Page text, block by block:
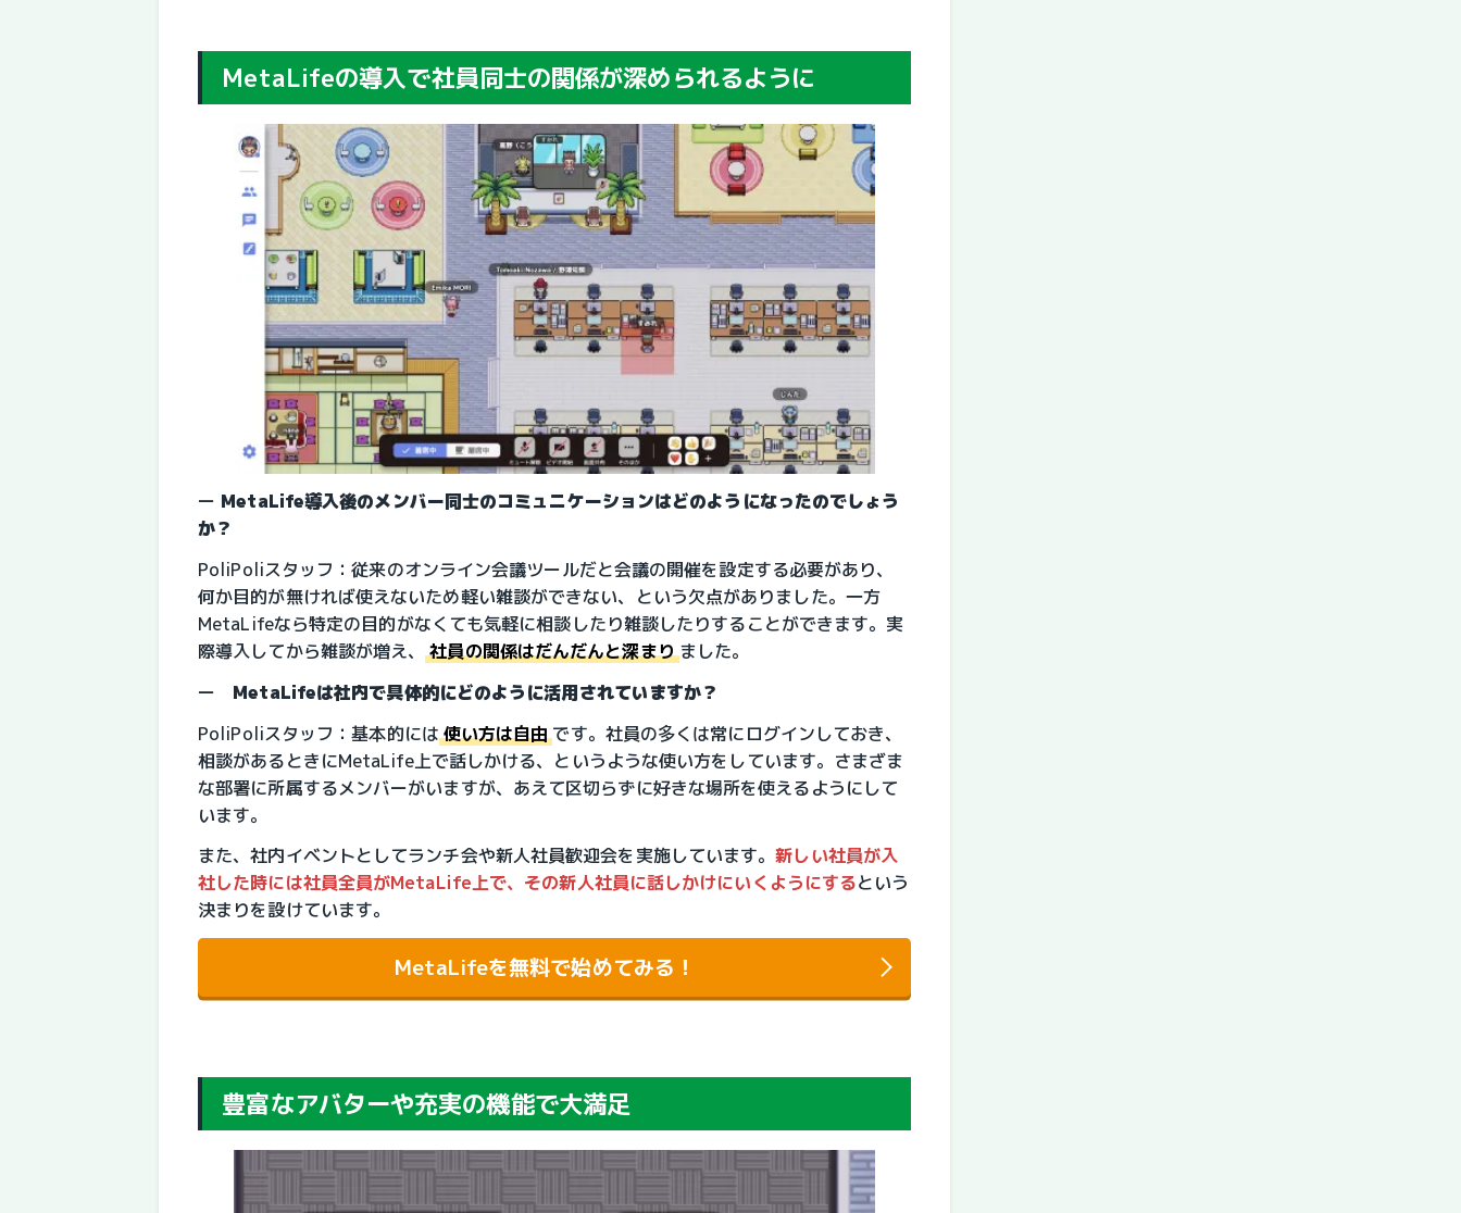
MetaLifeの導入で社員同士の関係が深められるように
ー MetaLife導入後のメンバー同士のコミュニケーションはどのようになったのでしょう
か？
PoliPoliスタッフ：従来のオンライン会議ツールだと会議の開催を設定する必要があり、
何か目的が無ければ使えないため軽い雑談ができない、という欠点がありました。一方
MetaLifeなら特定の目的がなくても気軽に相談したり雑談したりすることができます。実
際導入してから雑談が増え、社員の関係はだんだんと深まりました。
ー MetaLifeは社内で具体的にどのように活用されていますか？
PoliPoliスタッフ：基本的には 使い方は自由 です。社員の多くは常にログインしておき、
相談があるときにMetaLife上で話しかける、というような使い方をしています。さまざま
な部署に所属するメンバーがいますが、あえて区切らずに好きな場所を使えるようにして
います。
また、社内イベントとしてランチ会や新人社員歓迎会を実施しています。新しい社員が入
社した時には社員全員がMetaLife上で、その新人社員に話しかけにいくようにするという
決まりを設けています。
MetaLifeを無料で始めてみる！
豊富なアバターや充実の機能で大満足